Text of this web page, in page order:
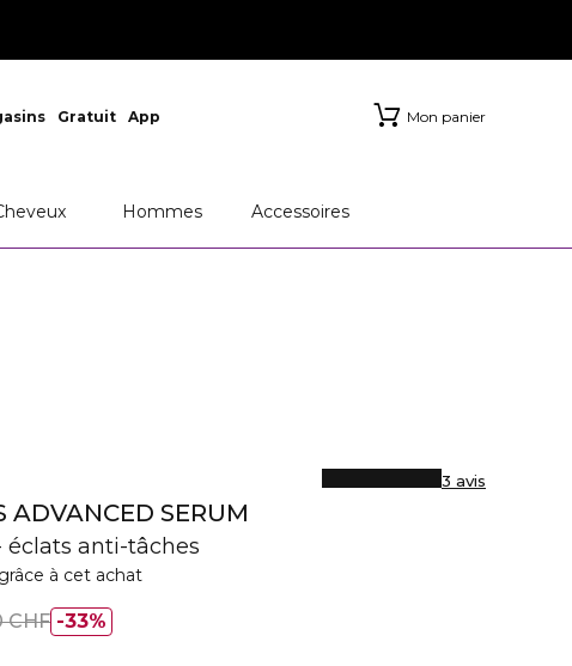
Gratuit App Mon panier
Hommes Accessoires
ADVANCED SERUM
éclats anti-tâches
3 avis
grâce à cet achat
33%
CHF